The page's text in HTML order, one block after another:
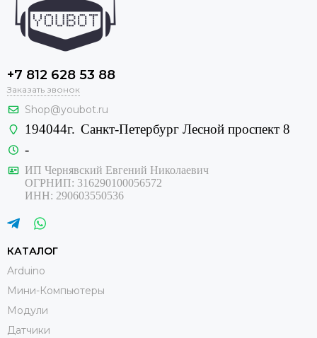
+7 812 628 53 88
Заказать звонок
Shop@youbot.ru
194044г. Санкт-Петербург Лесной проспект 8
-
ИП Чернявский Евгений Николаевич
ОГРНИП: 316290100056572
ИНН: 290603550536
КАТАЛОГ
Arduino
Мини-Компьютеры
Модули
Датчики